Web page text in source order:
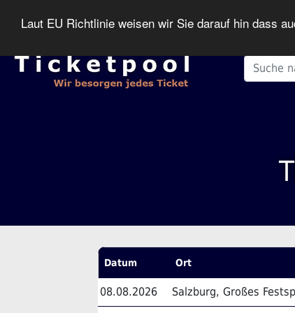
Laut EU Richtlinie weisen wir Sie darauf hin dass
Datum Ort
08.08.2026 Salzburg, Großes